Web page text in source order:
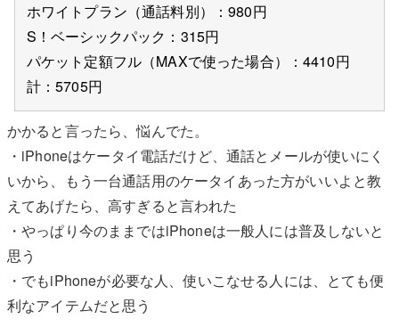
ホワイトプラン（通話料別）：980円
S！ベーシックパック：315円
パケット定額フル（MAXで使った場合）：4410円
計：5705円
かかると言ったら、悩んでた。
・iPhoneはケータイ電話だけど、通話とメールが使いにく
いから、もう一台通話用のケータイあった方がいいよと教
えてあげたら、高すぎると言われた
・やっぱり今のままではiPhoneは一般人には普及しないと
思う
・でもiPhoneが必要な人、使いこなせる人には、とても便
利なアイテムだと思う